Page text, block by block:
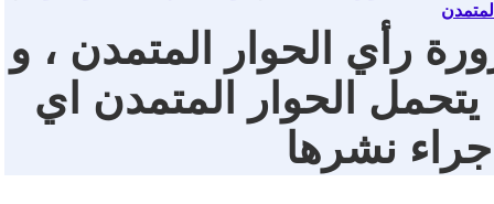
رأي الحوار المتمدن ، و
يتحمل الحوار المتمدن اي
جراء نشرها